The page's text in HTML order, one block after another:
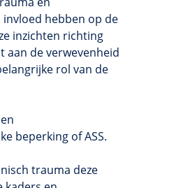
hebben op de
inzichten richting
aan de verwevenheid
rol van de
beperking of ASS.
trauma deze